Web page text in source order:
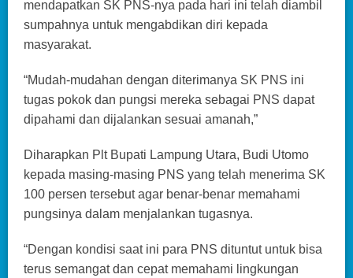
mendapatkan SK PNS-nya pada hari ini telah diambil
sumpahnya untuk mengabdikan diri kepada
masyarakat.
“Mudah-mudahan dengan diterimanya SK PNS ini
tugas pokok dan pungsi mereka sebagai PNS dapat
dipahami dan dijalankan sesuai amanah,”
Diharapkan Plt Bupati Lampung Utara, Budi Utomo
kepada masing-masing PNS yang telah menerima SK
100 persen tersebut agar benar-benar memahami
pungsinya dalam menjalankan tugasnya.
“Dengan kondisi saat ini para PNS dituntut untuk bisa
terus semangat dan cepat memahami lingkungan